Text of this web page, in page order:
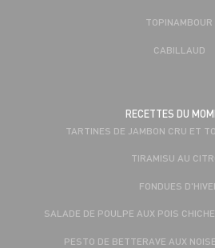
TOPINAMBOUR
CABILLAUD
RECETTES DU
TARTINES DE JAMBON CRU ET
TIRAMISU AU
FONDUES
SALADE DE POULPE AUX POIS
PESTO DE BETTERAVE AUX